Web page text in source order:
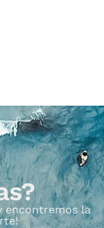
encontremos la